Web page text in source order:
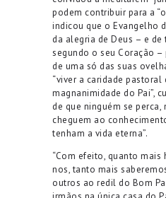
podem contribuir para a
indicou que o Evangelho
da alegria de Deus – e
segundo o seu Coração
de uma só das suas
“viver a caridade pastoral
magnanimidade do Pai”,
de que ninguém se perca,
cheguem ao
tenham a vida eterna”.
“Com efeito, quanto mais
nos, tanto mais
outros ao redil do Bom